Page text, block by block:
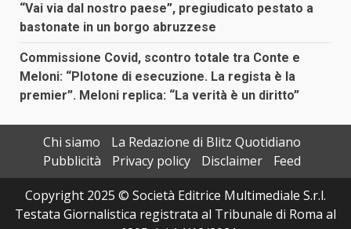
“Vai via dal nostro paese”, pregiudicato pestato a
bastonate in un borgo abruzzese
Commissione Covid, scontro totale tra Conte e
Meloni: “Plotone di esecuzione. La regista è la
premier”. Meloni replica: “La verità è un diritto”
Chi siamo
La Redazione di Blitz Quotidiano
Pubblicità
Privacy policy Disclaimer
Feed
Copyright 2025 © Società Editrice Multimediale S.r.l.
Testata Giornalistica registrata al Tribunale di Roma al